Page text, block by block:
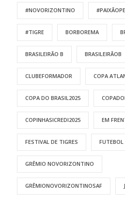
#NOVORIZONTINO
#TIGRE BORBOREMA
BRASILEIRÃO B BRASILEIRÃOB
CLUBEFORMADOR COPA
COPA DO BRASIL2025
COPINHASICREDI2025 EM
FESTIVAL DE TIGRES FUTEBOL
GRÊMIO NOVORIZONTINO
GRÊMIONOVORIZONTINOSAF